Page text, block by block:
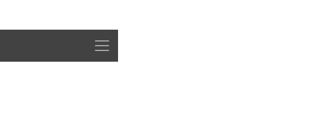
Menü